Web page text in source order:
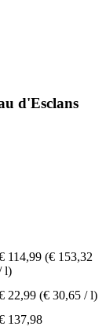
d'Esclans
114,99 (€ 153,32
l)
22,99 (€ 30,65 / l)
137,98